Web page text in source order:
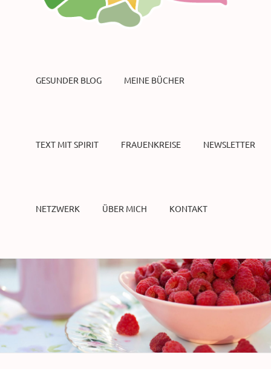
GESUNDER BLOG MEINE BÜCHER
TEXT MIT SPIRIT FRAUENKREISE NEWSLETTER
NETZWERK ÜBER MICH KONTAKT